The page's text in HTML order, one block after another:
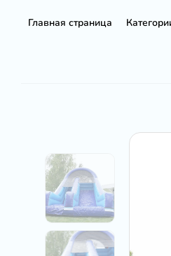
Главная страница